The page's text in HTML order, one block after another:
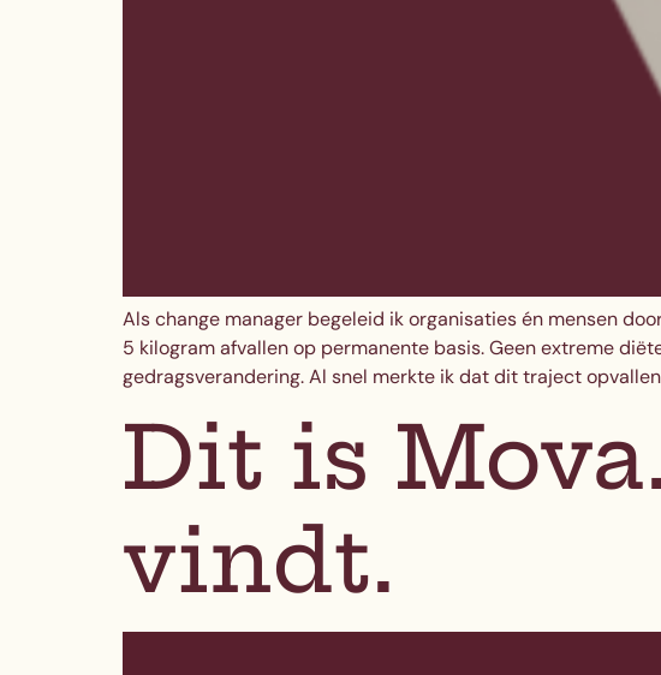
Als change manager begeleid ik organisaties én mensen
5 kilogram afvallen op permanente basis. Geen extreme
gedragsverandering. Al snel merkte ik dat dit traject
Dit is
vindt.